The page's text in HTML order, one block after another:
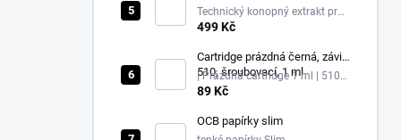
Technický konopný extrakt pro
další zpracování
499 Kč
Cartridge prázdná černá, závit
510, šroubovací, 1 ml
| Prázdná cartridge 1 ml | 510
závit, černá
89 Kč
OCB papírky slim